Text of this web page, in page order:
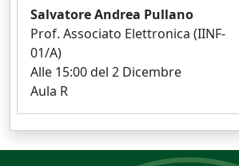
Salvatore Andrea Pullano
Prof. Associato Elettronica (IINF-
01/A)
Alle 15:00 del 2 Dicembre
Aula R